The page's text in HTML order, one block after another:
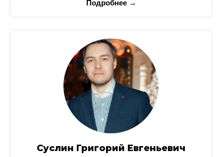
Подробнее →
Суслин Григорий Евгеньевич